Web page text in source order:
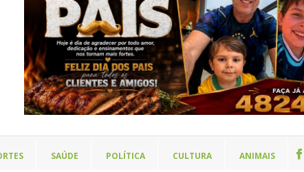
SAÚDE POLÍTICA CULTURA ANIMAIS